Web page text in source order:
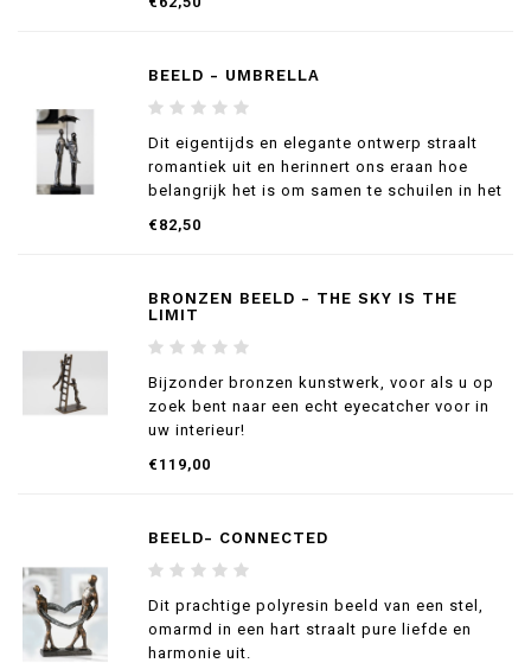
BEELD - UMBRELLA
Dit eigentijds en elegante ontwerp straalt
romantiek uit en herinnert ons eraan hoe
belangrijk het is om samen te schuilen in het
€82,50
BRONZEN BEELD - THE SKY IS THE
LIMIT
Bijzonder bronzen kunstwerk, voor als u op
zoek bent naar een echt eyecatcher voor in
uw interieur!
€119,00
BEELD- CONNECTED
Dit prachtige polyresin beeld van een stel,
omarmd in een hart straalt pure liefde en
harmonie uit.